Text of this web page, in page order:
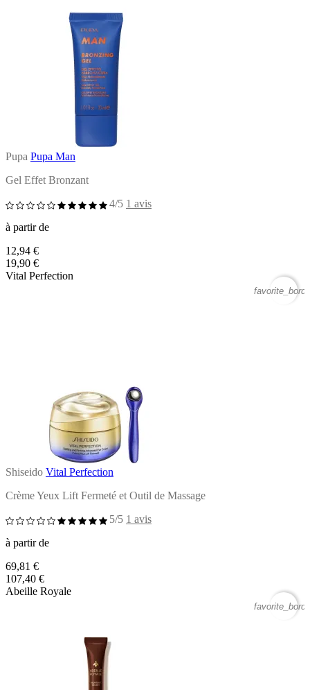
Pupa Pupa Man
Gel Effet Bronzant
4/5 1 avis
à partir de
12,94 €
19,90 €
Vital Perfection
Shiseido Vital Perfection
Crème Yeux Lift Fermeté et Outil de Massage
5/5 1 avis
à partir de
69,81 €
107,40 €
Abeille Royale